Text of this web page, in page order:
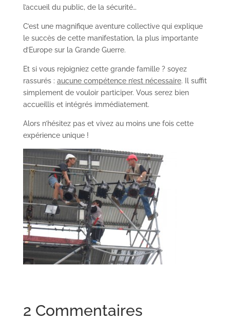
l’accueil du public, de la sécurité…
C’est une magnifique aventure collective qui explique
le succès de cette manifestation, la plus importante
d’Europe sur la Grande Guerre.
Et si vous rejoigniez cette grande famille ? soyez
rassurés : aucune compétence n’est nécessaire. Il suffit
simplement de vouloir participer. Vous serez bien
accueillis et intégrés immédiatement.
Alors n’hésitez pas et vivez au moins une fois cette
expérience unique !
2 Commentaires